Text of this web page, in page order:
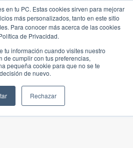
en tu PC. Estas cookies sirven para mejorar
más personalizados, tanto en este sitio
Para conocer más acerca de las cookies
de Privacidad.
tu información cuando visites nuestro
de cumplir con tus preferencias,
pequeña cookie para que no se te
de nuevo.
Rechazar